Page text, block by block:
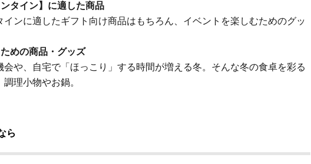
タイン】に適した商品
インに適したギフト向け商品はもちろん、イベントを楽しむためのグッ
めの商品・グッズ
会や、自宅で「ほっこり」する時間が増える冬。そんな冬の食卓を彩る
理小物やお鍋。
ら